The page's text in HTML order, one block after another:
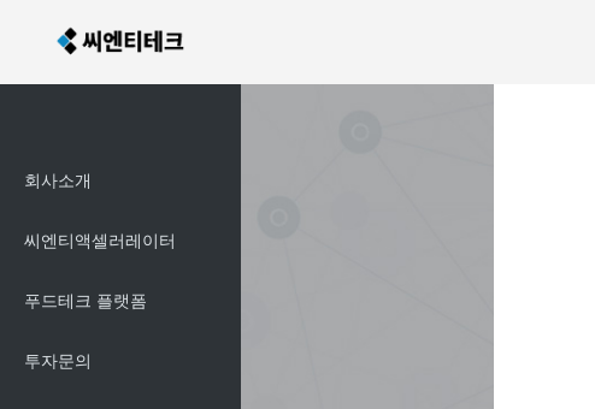
회사소개
씨엔티액셀러레이터
푸드테크 플랫폼
투자문의